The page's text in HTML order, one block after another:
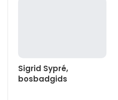
Sigrid Sypré,
bosbadgids